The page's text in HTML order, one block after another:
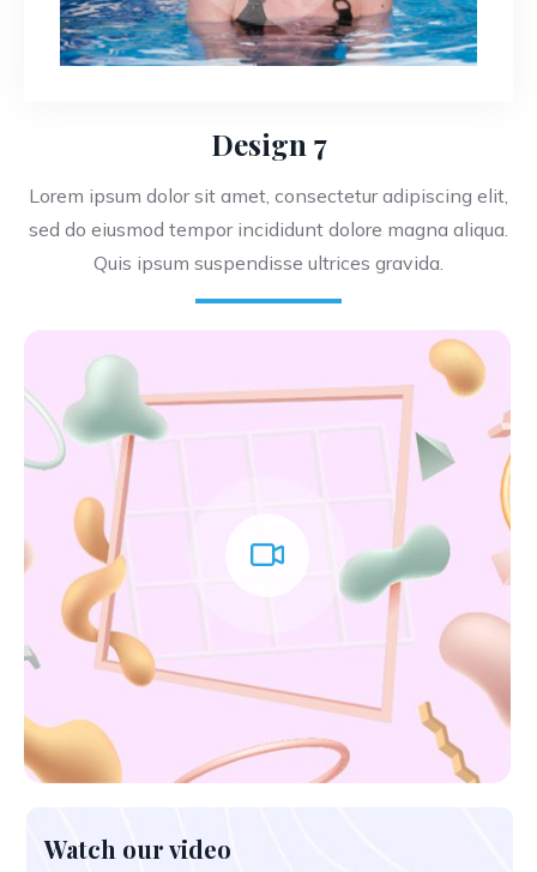
Design 7
Lorem ipsum dolor sit amet, consectetur adipiscing elit,
sed do eiusmod tempor incididunt dolore magna aliqua.
Quis ipsum suspendisse ultrices gravida.
Watch our video